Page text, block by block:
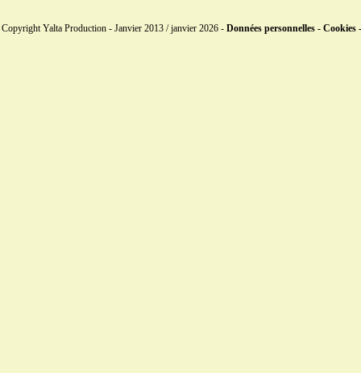
Copyright Yalta Production - Janvier 2013 / janvier 2026 - Données personnelles - Cookies